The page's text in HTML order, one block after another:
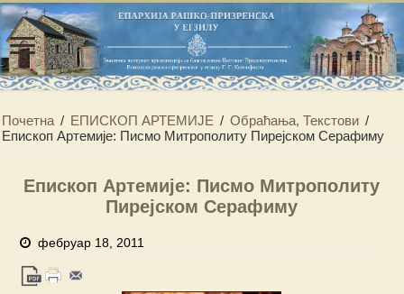
Почетна / ЕПИСКОП АРТЕМИЈЕ / Обраћања, Текстови /
Епископ Артемије: Писмо Митрополиту Пирејском Серафиму
Епископ Артемије: Писмо Митрополиту
Пирејском Серафиму
фебруар 18, 2011